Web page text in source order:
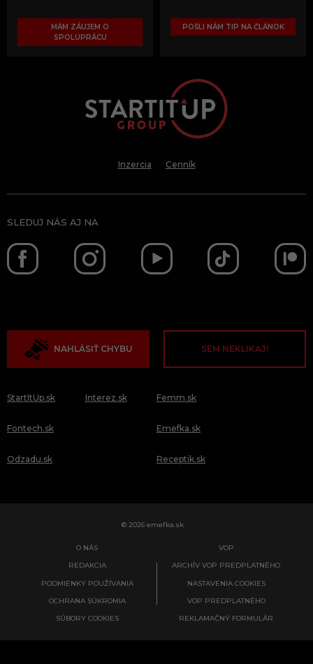
MÁM ZÁUJEM O
SPOLUPRÁCU
POŠLI NÁM TIP NA ČLÁNOK
Inzercia Cenník
SLEDUJ NÁS AJ NA
NAHLÁSIŤ CHYBU SEM NEKLIKAJ!
StartItUp.sk
Fontech.sk
Odzadu.sk
Interez.sk Femm.sk
Emefka.sk
Receptik.sk
© 2026 emefka.sk
O NÁS
REDAKCIA
PODMIENKY POUŽÍVANIA
OCHRANA SÚKROMIA
SÚBORY COOKIES
VOP
ARCHÍV VOP PREDPLATNÉHO
NASTAVENIA COOKIES
VOP PREDPLATNÉHO
REKLAMAČNÝ FORMULÁR